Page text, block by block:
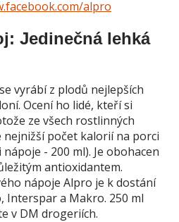
alpro
Jedinečná lehká
vyrábí z plodů nejlepších
Ocení ho lidé, kteří si
ze všech rostlinných
počet kalorií na porci
- 200 ml). Je obohacen
antioxidantem.
nápoje Alpro je k dostání
Interspar a Makro. 250 ml
v DM drogeriích.